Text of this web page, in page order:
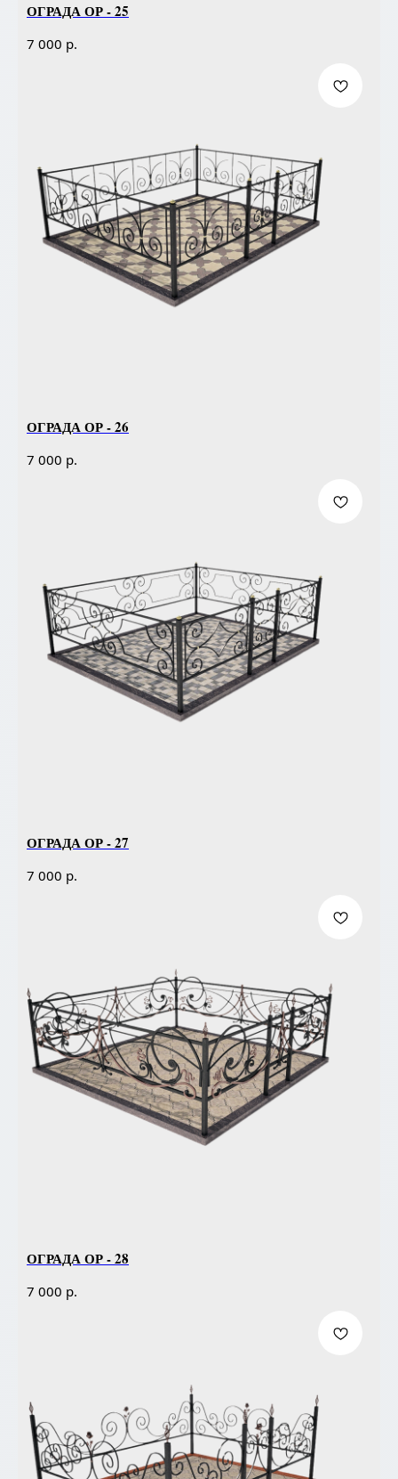
ОГРАДА ОР - 25
7 000 р.
ОГРАДА ОР - 26
7 000 р.
ОГРАДА ОР - 27
7 000 р.
ОГРАДА ОР - 28
7 000 р.